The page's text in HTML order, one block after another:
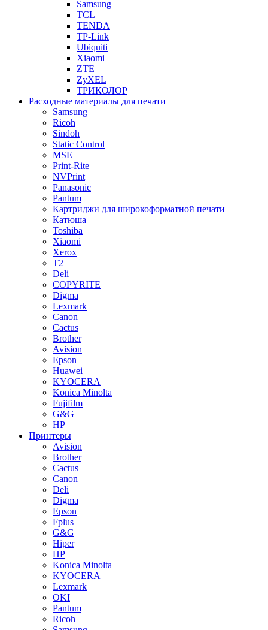
Samsung
TCL
TENDA
TP-Link
Ubiquiti
Xiaomi
ZTE
ZyXEL
ТРИКОЛОР
Расходные материалы для печати
Samsung
Ricoh
Sindoh
Static Control
MSE
Print-Rite
NVPrint
Panasonic
Pantum
Картриджи для широкоформатной печати
Катюша
Toshiba
Xiaomi
Xerox
T2
Deli
COPYRITE
Digma
Lexmark
Canon
Cactus
Brother
Avision
Epson
Huawei
KYOCERA
Konica Minolta
Fujifilm
G&G
HP
Принтеры
Avision
Brother
Cactus
Canon
Deli
Digma
Epson
Fplus
G&G
Hiper
HP
Konica Minolta
KYOCERA
Lexmark
OKI
Pantum
Ricoh